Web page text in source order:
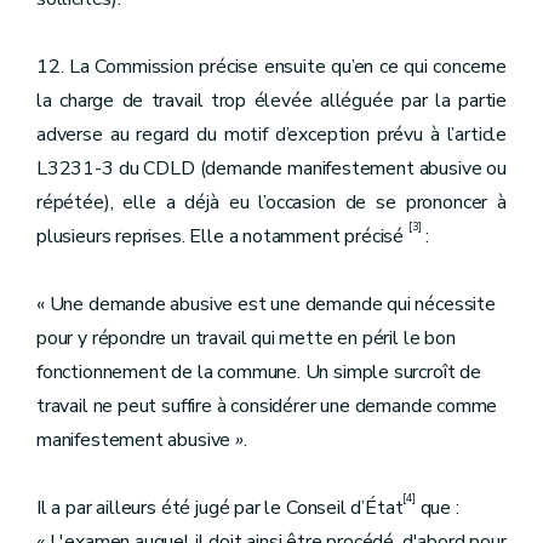
12. La Commission précise ensuite qu’en ce qui concerne
la charge de travail trop élevée alléguée par la partie
adverse au regard du motif d’exception prévu à l’article
L3231-3 du CDLD (demande manifestement abusive ou
répétée), elle a déjà eu l’occasion de se prononcer à
plusieurs reprises. Elle a notamment précisé [3] :
« Une demande abusive est une demande qui nécessite
pour y répondre un travail qui mette en péril le bon
fonctionnement de la commune. Un simple surcroît de
travail ne peut suffire à considérer une demande comme
manifestement abusive».
Il a par ailleurs été jugé par le Conseil d’État[4] que :